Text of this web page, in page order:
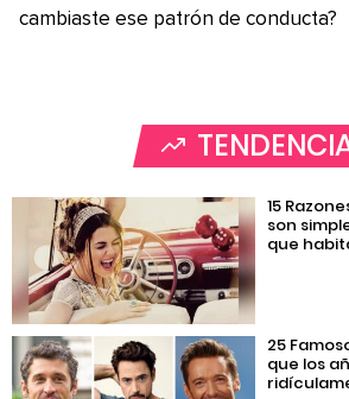
cambiaste ese patrón de conducta?
15
son
que
25
que los